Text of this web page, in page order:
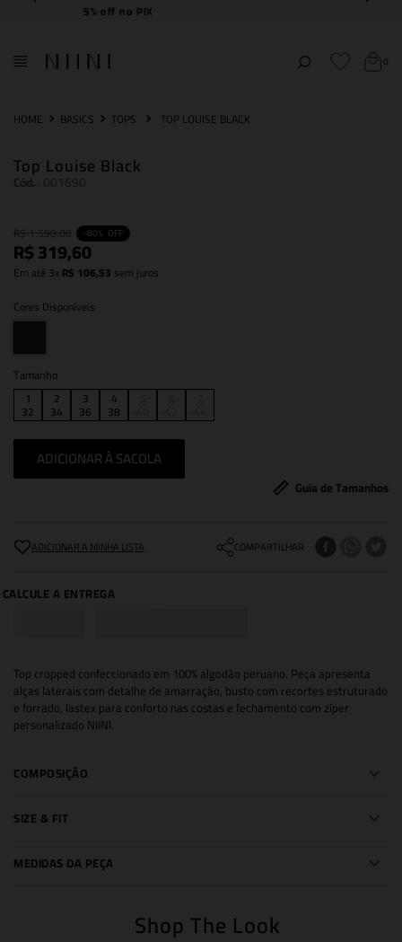
Frete Grátis
0
BASICS TOPS TOP LOUISE BLACK
Top Louise Black
Cód.
-80% OFF
R$319,60
Em até 3xR$ 106,53 sem juros
Cores Disponíveis
Tamanho
1
32
2
34
3
36
4
38
ADICIONAR À SACOLA
Guia de Tamanhos
COMPARTILHAR
Top cropped confeccionado em 100% algodão peruano. Peça apresenta
alças laterais com detalhe de amarração, busto com recortes estruturado
e forrado, lastex para conforto nas costas e fechamento com zíper
personalizado NIINI.
COMPOSIÇÃO
SIZE & FIT
MEDIDAS DA PEÇA
Shop The Look